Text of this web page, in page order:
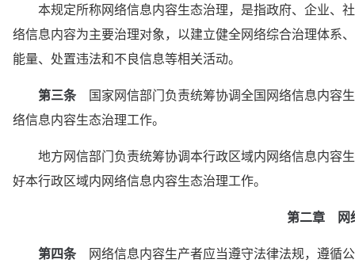
本规定所称网络信息内容生态治理，是指政府、企业、
络信息内容为主要治理对象，以建立健全网络综合治理体系
能量、处置违法和不良信息等相关活动。
第三条 国家网信部门负责统筹协调全国网络信息内容
络信息内容生态治理工作。
地方网信部门负责统筹协调本行政区域内网络信息内容
好本行政区域内网络信息内容生态治理工作。
第二章　网
第四条 网络信息内容生产者应当遵守法律法规，遵循